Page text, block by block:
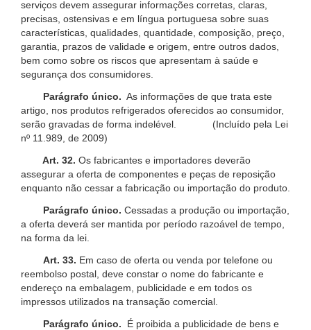
serviços devem assegurar informações corretas, claras,
precisas, ostensivas e em língua portuguesa sobre suas
características, qualidades, quantidade, composição, preço,
garantia, prazos de validade e origem, entre outros dados,
bem como sobre os riscos que apresentam à saúde e
segurança dos consumidores.
Parágrafo único. As informações de que trata este
artigo, nos produtos refrigerados oferecidos ao consumidor,
serão gravadas de forma indelével. (Incluído pela Lei
nº 11.989, de 2009)
Art. 32. Os fabricantes e importadores deverão
assegurar a oferta de componentes e peças de reposição
enquanto não cessar a fabricação ou importação do produto.
Parágrafo único. Cessadas a produção ou importação,
a oferta deverá ser mantida por período razoável de tempo,
na forma da lei.
Art. 33. Em caso de oferta ou venda por telefone ou
reembolso postal, deve constar o nome do fabricante e
endereço na embalagem, publicidade e em todos os
impressos utilizados na transação comercial.
Parágrafo único.
É proibida a publicidade de bens e